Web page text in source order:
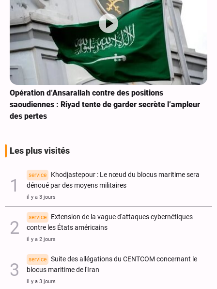
Opération d’Ansarallah contre des positions
saoudiennes : Riyad tente de garder secrète l’ampleur
des pertes
Les plus visités
service
Khodjastepour : Le nœud du blocus maritime sera
dénoué par des moyens militaires
il y a 3 jours
service
Extension de la vague d'attaques cybernétiques
contre les États américains
il y a 2 jours
service
Suite des allégations du CENTCOM concernant le
blocus maritime de l'Iran
il y a 3 jours